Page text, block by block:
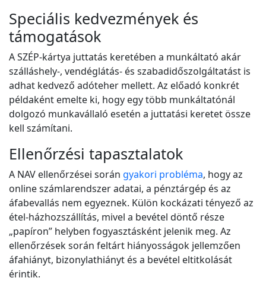
Speciális kedvezmények és
támogatások
A SZÉP-kártya juttatás keretében a munkáltató akár
szálláshely-, vendéglátás- és szabadidőszolgáltatást is
adhat kedvező adóteher mellett. Az előadó konkrét
példaként emelte ki, hogy egy több munkáltatónál
dolgozó munkavállaló esetén a juttatási keretet össze
kell számítani.
Ellenőrzési tapasztalatok
A NAV ellenőrzései során gyakori probléma, hogy az
online számlarendszer adatai, a pénztárgép és az
áfabevallás nem egyeznek. Külön kockázati tényező az
étel-házhozszállítás, mivel a bevétel döntő része
„papíron” helyben fogyasztásként jelenik meg. Az
ellenőrzések során feltárt hiányosságok jellemzően
áfahiányt, bizonylathiányt és a bevétel eltitkolását
érintik.